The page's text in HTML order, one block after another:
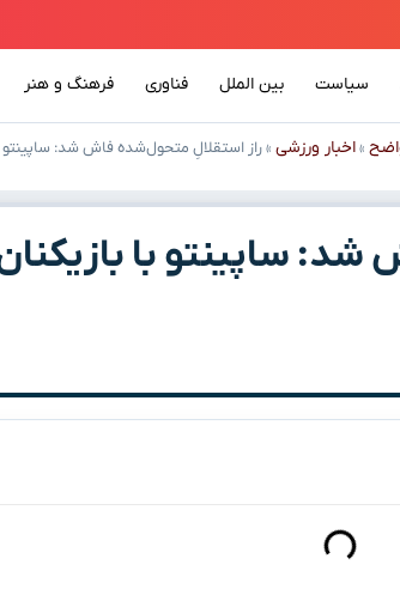
سیاست بین الملل فناوری فرهنگ و هنر
»اخبار ورزشی »راز استقلالِ متحول‌شده فاش شد:
ساپینتو با